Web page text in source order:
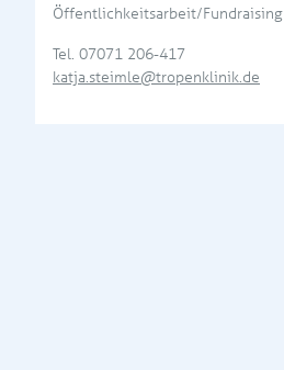
Öffentlichkeitsarbeit/Fundraising
Tel. 07071 206-417
katja.steimle@tropenklinik.de